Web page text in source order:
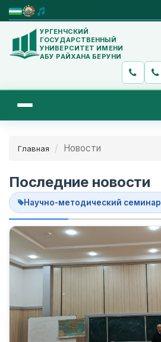
УРГЕНЧСКИЙ
ГОСУДАРСТВЕННЫЙ
УНИВЕРСИТЕТ ИМЕНИ
АБУ РАЙХАНА БЕРУНИ
Главная Новости
Последние новости
Научно-методический семинар